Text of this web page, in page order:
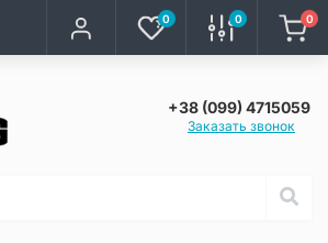
0 0 0
+38 (099) 4715059
Заказать звонок